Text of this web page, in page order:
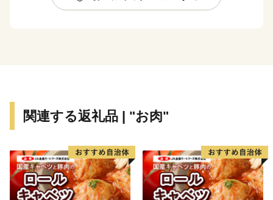
公園」に指定され、風光明媚なリアス式海岸となってい
調査）です。
太平洋気候区域にあり、年間の降雨量は約3,000ミリと
いう日本の最多雨地域です。
沿岸では平均気温が約16度になり、真冬でも海水温が
関連する返礼品 | "お肉"